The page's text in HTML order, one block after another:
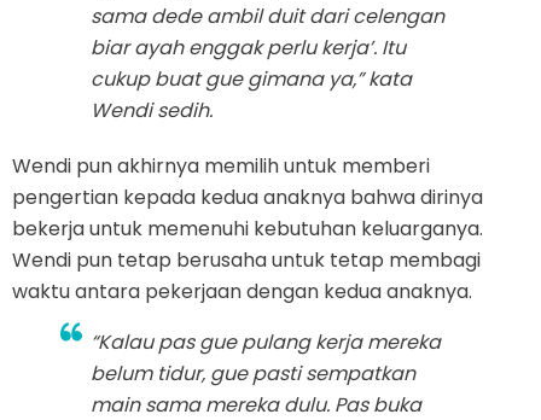
sama dede ambil duit dari celengan
biar ayah enggak perlu kerja’. Itu
cukup buat gue gimana ya,” kata
Wendi sedih.
Wendi pun akhirnya memilih untuk memberi
pengertian kepada kedua anaknya bahwa dirinya
bekerja untuk memenuhi kebutuhan keluarganya.
Wendi pun tetap berusaha untuk tetap membagi
waktu antara pekerjaan dengan kedua anaknya.
“Kalau pas gue pulang kerja mereka
belum tidur, gue pasti sempatkan
main sama mereka dulu. Pas buka